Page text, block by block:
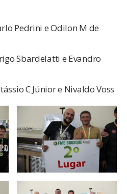
Pedrini e Odilon M de
Sbardelatti e Evandro
C Júnior e Nivaldo Voss